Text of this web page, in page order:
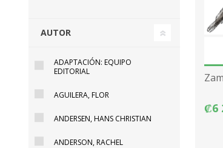
₡6
AUTOR
ADAPTACIÓN: EQUIPO
EDITORIAL
AGUILERA, FLOR
ANDERSEN, HANS CHRISTIAN
ANDERSON, RACHEL